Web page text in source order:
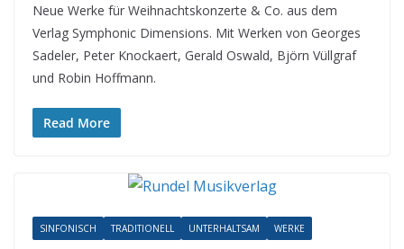
Neue Werke für Weihnachtskonzerte & Co. aus dem
Verlag Symphonic Dimensions. Mit Werken von Georges
Sadeler, Peter Knockaert, Gerald Oswald, Björn Vüllgraf
und Robin Hoffmann.
Read More
SINFONISCH TRADITIONELL UNTERHALTSAM WERKE